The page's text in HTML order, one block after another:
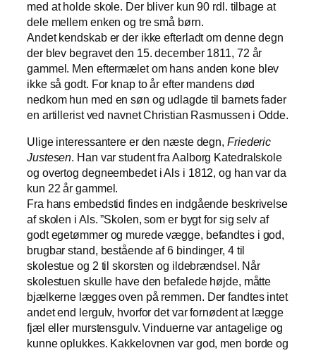
med at holde skole. Der bliver kun 90 rdl. tilbage at
dele mellem enken og tre små børn.
Andet kendskab er der ikke efterladt om denne degn
der blev begravet den 15. december 1811, 72 år
gammel. Men eftermælet om hans anden kone blev
ikke så godt. For knap to år efter mandens død
nedkom hun med en søn og udlagde til barnets fader
en artillerist ved navnet Christian Rasmussen i Odde.
Ulige interessantere er den næste degn, Friederic
Justesen. Han var student fra Aalborg Katedralskole
og overtog degneembedet i Als i 1812, og han var da
kun 22 år gammel.
Fra hans embedstid findes en indgående beskrivelse
af skolen i Als. ”Skolen, som er bygt for sig selv af
godt egetømmer og murede vægge, befandtes i god,
brugbar stand, bestående af 6 bindinger, 4 til
skolestue og 2 til skorsten og ildebrændsel. Når
skolestuen skulle have den befalede højde, måtte
bjælkerne lægges oven på remmen. Der fandtes intet
andet end lergulv, hvorfor det var fornødent at lægge
fjæl eller murstensgulv. Vinduerne var antagelige og
kunne oplukkes. Kakkelovnen var god, men borde og